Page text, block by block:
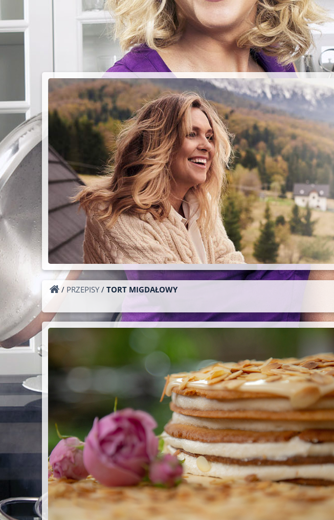
PIECZYSTE POD
CHMURKĄ!
Przepisy na grilla;-)
/ PRZEPISY / TORT MIGDAŁOWY